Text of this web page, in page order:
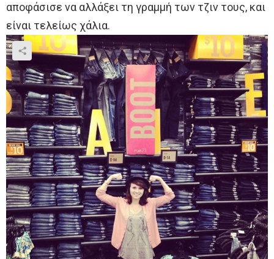
αποφάσισε να αλλάξει τη γραμμή των τζιν τους, και
είναι τελείως χάλια.